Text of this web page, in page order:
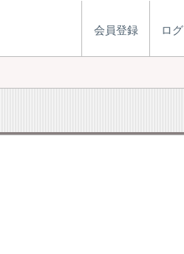
会員登録 ロ